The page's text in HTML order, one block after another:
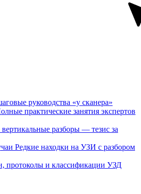
руководства «у сканера»
практические занятия экспертов
разборы — тезис за
Редкие находки на УЗИ с разбором
протоколы и классификации УЗД